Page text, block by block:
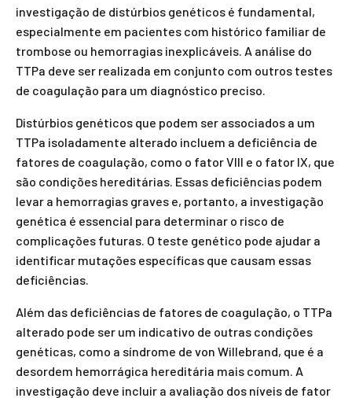
investigação de distúrbios genéticos é fundamental,
especialmente em pacientes com histórico familiar de
trombose ou hemorragias inexplicáveis. A análise do
TTPa deve ser realizada em conjunto com outros testes
de coagulação para um diagnóstico preciso.
Distúrbios genéticos que podem ser associados a um
TTPa isoladamente alterado incluem a deficiência de
fatores de coagulação, como o fator VIII e o fator IX, que
são condições hereditárias. Essas deficiências podem
levar a hemorragias graves e, portanto, a investigação
genética é essencial para determinar o risco de
complicações futuras. O teste genético pode ajudar a
identificar mutações específicas que causam essas
deficiências.
Além das deficiências de fatores de coagulação, o TTPa
alterado pode ser um indicativo de outras condições
genéticas, como a síndrome de von Willebrand, que é a
desordem hemorrágica hereditária mais comum. A
investigação deve incluir a avaliação dos níveis de fator